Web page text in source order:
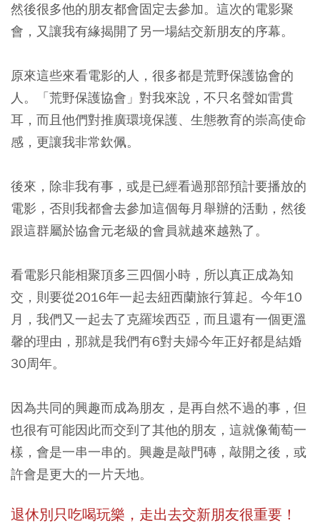
然後很多他的朋友都會固定去參加。這次的電影聚
會，又讓我有緣揭開了另一場結交新朋友的序幕。
原來這些來看電影的人，很多都是荒野保護協會的
人。「荒野保護協會」對我來說，不只名聲如雷貫
耳，而且他們對推廣環境保護、生態教育的崇高使命
感，更讓我非常欽佩。
後來，除非我有事，或是已經看過那部預計要播放的
電影，否則我都會去參加這個每月舉辦的活動，然後
跟這群屬於協會元老級的會員就越來越熟了。
看電影只能相聚頂多三四個小時，所以真正成為知
交，則要從2016年一起去紐西蘭旅行算起。今年10
月，我們又一起去了克羅埃西亞，而且還有一個更溫
馨的理由，那就是我們有6對夫婦今年正好都是結婚
30周年。
因為共同的興趣而成為朋友，是再自然不過的事，但
也很有可能因此而交到了其他的朋友，這就像葡萄一
樣，會是一串一串的。興趣是敲門磚，敲開之後，或
許會是更大的一片天地。
退休別只吃喝玩樂，走出去交新朋友很重要！